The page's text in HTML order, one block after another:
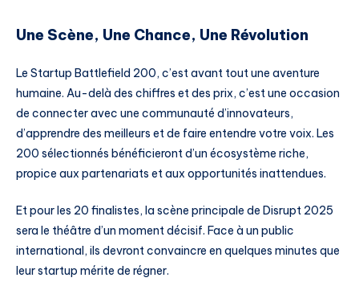
Une Scène, Une Chance, Une Révolution
Le Startup Battlefield 200, c’est avant tout une aventure
humaine. Au-delà des chiffres et des prix, c’est une occasion
de connecter avec une communauté d’innovateurs,
d’apprendre des meilleurs et de faire entendre votre voix. Les
200 sélectionnés bénéficieront d’un écosystème riche,
propice aux partenariats et aux opportunités inattendues.
Et pour les 20 finalistes, la scène principale de Disrupt 2025
sera le théâtre d’un moment décisif. Face à un public
international, ils devront convaincre en quelques minutes que
leur startup mérite de régner.